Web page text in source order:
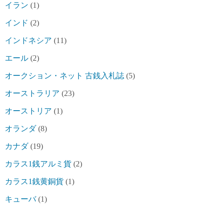
イラン (1)
インド (2)
インドネシア (11)
エール (2)
オークション・ネット 古銭入札誌 (5)
オーストラリア (23)
オーストリア (1)
オランダ(8)
カナダ(19)
カラス1銭アルミ貨 (2)
カラス1銭黄銅貨 (1)
キューバ(1)